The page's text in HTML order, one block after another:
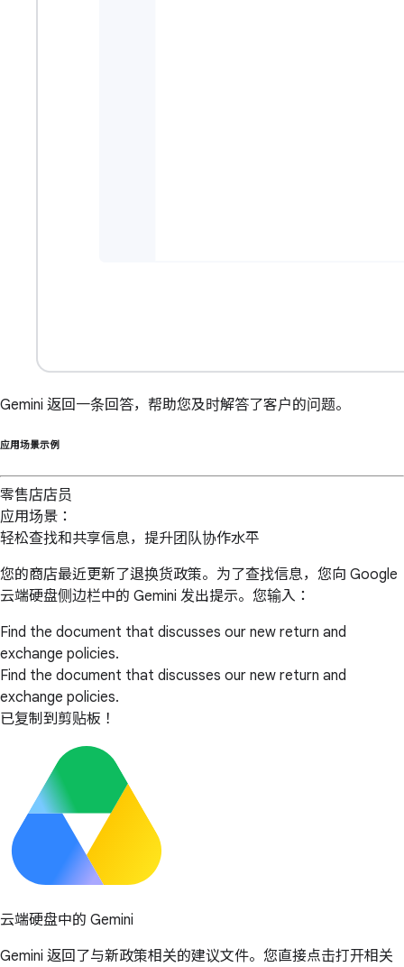
Gemini 返回一条回答，帮助您及时解答了客户的问题。
应用场景示例
零售店店员
应用场景：
轻松查找和共享信息，提升团队协作水平
您的商店最近更新了退换货政策。为了查找信息，您向 Google
云端硬盘侧边栏中的 Gemini 发出提示。您输入：
Find the document that discusses our new return and
exchange policies.
Find the document that discusses our new return and
exchange policies.
已复制到剪贴板！
云端硬盘中的 Gemini
Gemini 返回了与新政策相关的建议文件。您直接点击打开相关